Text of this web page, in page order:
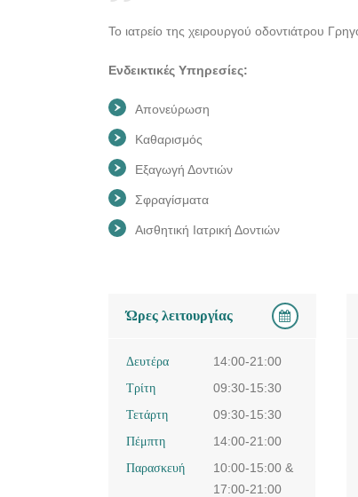
Το ιατρείο της χειρουργού οδοντιάτρου
Ενδεικτικές Υπηρεσίες:
Απονεύρωση
Καθαρισμός
Εξαγωγή Δοντιών
Σφραγίσματα
Αισθητική Ιατρική Δοντιών
Ώρες λειτουργίας
Δευτέρα
14:00-21:00
Τρίτη
09:30-15:30
Τετάρτη
09:30-15:30
Πέμπτη
14:00-21:00
Παρασκευή
10:00-15:00 &
17:00-21:00